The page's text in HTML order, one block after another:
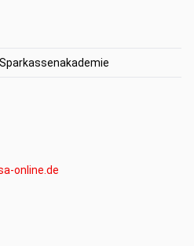
online.de